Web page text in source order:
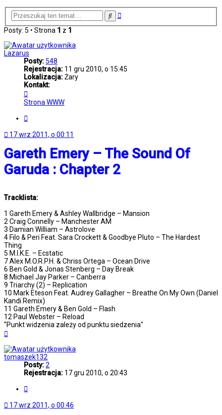
SzukajWyszukiwanie
Posty: 5 • Strona 1 z 1
Lazarus
Posty:548
Rejestracja: 11 gru 2010, o 15:45
Lokalizacja:Żary
Kontakt:
się
z
Strona WWW
17 wrz 2011, o 00:11
Gareth Emery – The Sound Of
Garuda : Chapter 2
Tracklista:
1 Gareth Emery & Ashley Wallbridge – Mansion
2 Craig Connelly – Manchester AM
3 Damian William – Astrolove
4 Filo & Peri Feat. Sara Crockett & Goodbye Pluto – The Hardest
Thing
5 M.I.K.E. – Ecstatic
7 Alex M.O.R.P.H. & Chriss Ortega – Ocean Drive
6 Ben Gold & Jonas Stenberg – Day Break
8 Michael Jay Parker – Canberra
9 Triarchy (2) – Replication
10 Mark Eteson Feat. Audrey Gallagher – Breathe On My Own (Daniel
Kandi Remix)
11 Gareth Emery & Ben Gold – Flash
12 Paul Webster – Reload
''Punkt widzenia zależy od punktu siedzenia''
tomaszek132
Posty:2
Rejestracja: 17 gru 2010, o 20:43
17 wrz 2011, o 00:46